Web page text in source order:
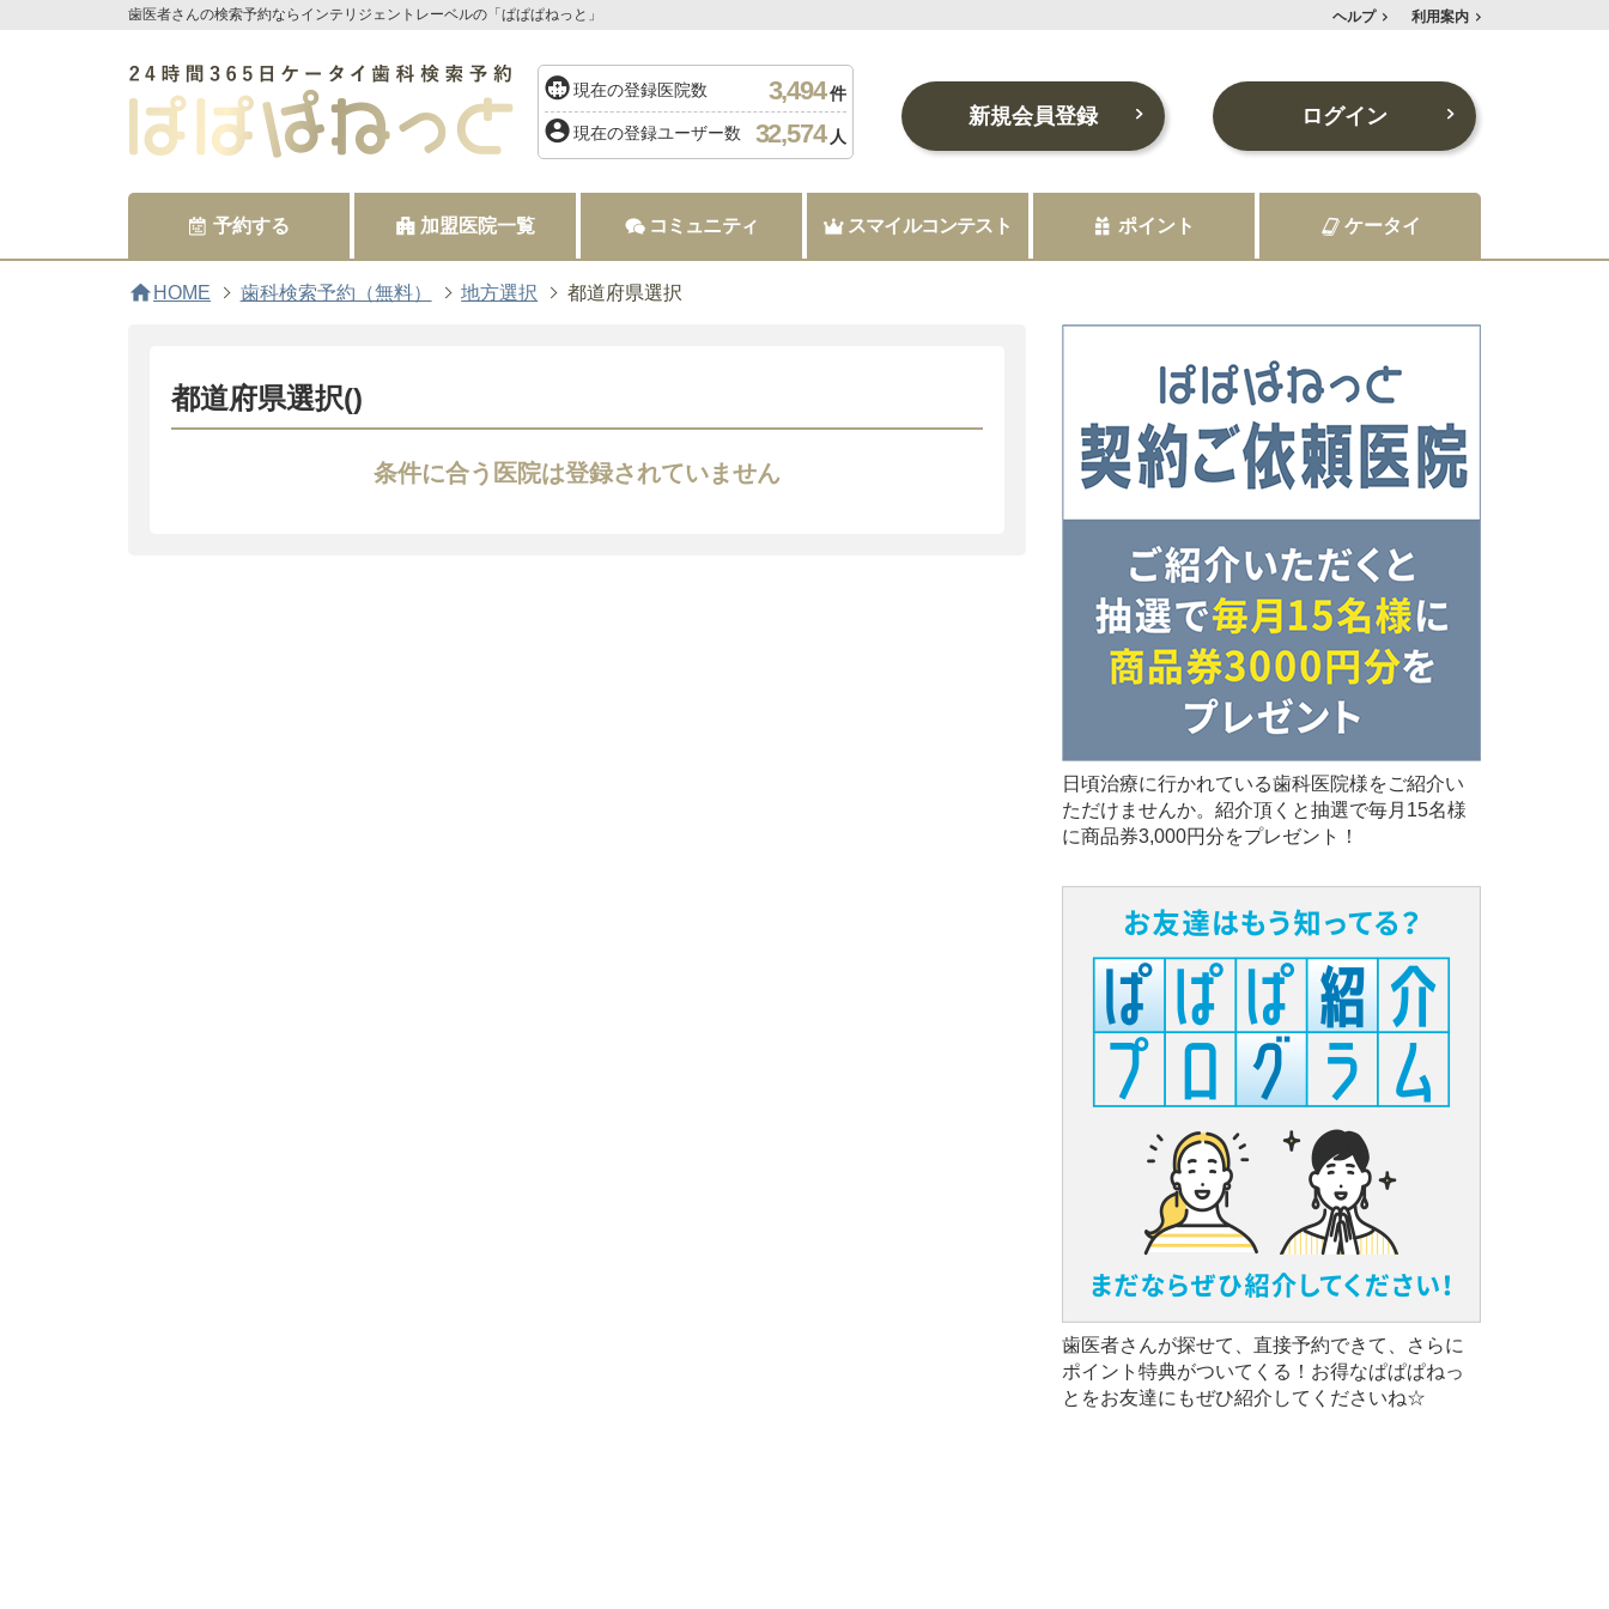
歯医者さんの検索予約ならインテリジェントレーベルの「ぱぱぱねっと」 ヘルプ 利用案内
現在の登録医院数 3,494件
現在の登録ユーザー数 32,574 人
新規会員登録 ログイン
予約する 加盟医院一覧 コミュニティ スマイルコンテスト ポイント ケータイ
home HOME 歯科検索予約（無料） 地方選択 都道府県選択
都道府県選択()
条件に合う医院は登録されていません
日頃治療に行かれている歯科医院様をご紹介い
ただけませんか。紹介頂くと抽選で毎月15名様
に商品券3,000円分をプレゼント！
歯医者さんが探せて、直接予約できて、さらに
ポイント特典がついてくる！お得なぱぱぱねっ
とをお友達にもぜひ紹介してくださいね☆